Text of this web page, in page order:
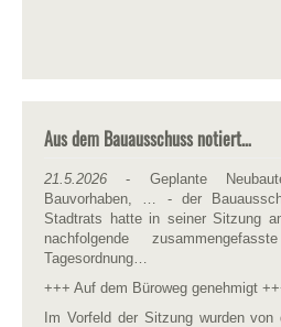
Aus dem Bauausschuss notiert…
21.5.2026 - Geplante
Bauvorhaben, … - der
Stadtrats hatte in seiner Sitzung
nachfolgende
Tagesordnung…
+++ Auf dem Büroweg genehmigt
Im Vorfeld der Sitzung wurden